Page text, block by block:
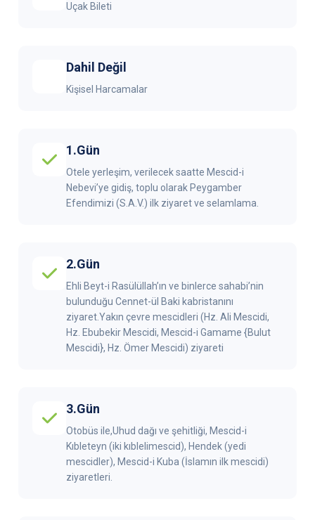
Uçak Bileti
Dahil Değil
Kişisel Harcamalar
1.Gün
Otele yerleşim, verilecek saatte Mescid-i
Nebevi’ye gidiş, toplu olarak Peygamber
Efendimizi (S.A.V.) ilk ziyaret ve selamlama.
2.Gün
Ehli Beyt-i Rasülüllah’ın ve binlerce sahabi’nin
bulunduğu Cennet-ül Baki kabristanını
ziyaret.Yakın çevre mescidleri (Hz. Ali Mescidi,
Hz. Ebubekir Mescidi, Mescid-i Gamame {Bulut
Mescidi}, Hz. Ömer Mescidi) ziyareti
3.Gün
Otobüs ile,Uhud dağı ve şehitliği, Mescid-i
Kıbleteyn (iki kıblelimescid), Hendek (yedi
mescidler), Mescid-i Kuba (İslamın ilk mescidi)
ziyaretleri.